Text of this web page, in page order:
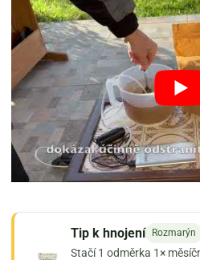
Tip k hnojení Rozmarýn
Stačí 1 odměrka 1×